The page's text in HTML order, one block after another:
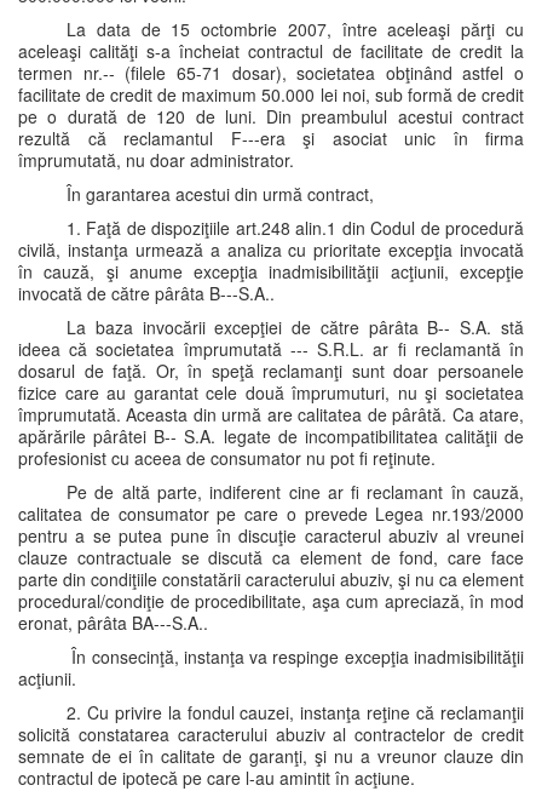
La data de 15 octombrie 2007, între aceleaşi părţi cu
aceleaşi calităţi s-a încheiat contractul de facilitate de credit la
termen nr.-- (filele 65-71 dosar), societatea obţinând astfel o
facilitate de credit de maximum 50.000 lei noi, sub formă de credit
pe o durată de 120 de luni. Din preambulul acestui contract
rezultă că reclamantul F---era şi asociat unic în firma
împrumutată, nu doar administrator.
În garantarea acestui din urmă contract,
1. Faţă de dispoziţiile art.248 alin.1 din Codul de procedură
civilă, instanţa urmează a analiza cu prioritate excepţia invocată
în cauză, şi anume excepţia inadmisibilităţii acţiunii, excepţie
invocată de către pârâta B---S.A..
La baza invocării excepţiei de către pârâta B-- S.A. stă
ideea că societatea împrumutată --- S.R.L. ar fi reclamantă în
dosarul de faţă. Or, în speţă reclamanţi sunt doar persoanele
fizice care au garantat cele două împrumuturi, nu şi societatea
împrumutată. Aceasta din urmă are calitatea de pârâtă. Ca atare,
apărările pârâtei B-- S.A. legate de incompatibilitatea calităţii de
profesionist cu aceea de consumator nu pot fi reţinute.
Pe de altă parte, indiferent cine ar fi reclamant în cauză,
calitatea de consumator pe care o prevede Legea nr.193/2000
pentru a se putea pune în discuţie caracterul abuziv al vreunei
clauze contractuale se discută ca element de fond, care face
parte din condiţiile constatării caracterului abuziv, şi nu ca element
procedural/condiţie de procedibilitate, aşa cum apreciază, în mod
eronat, pârâta BA---S.A..
În consecinţă, instanţa va respinge excepţia inadmisibilităţii
acţiunii.
2. Cu privire la fondul cauzei, instanţa reţine că reclamanţii
solicită constatarea caracterului abuziv al contractelor de credit
semnate de ei în calitate de garanţi, şi nu a vreunor clauze din
contractul de ipotecă pe care l-au amintit în acţiune.